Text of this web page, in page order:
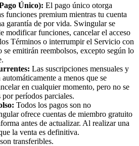
Único): El pago único otorga
funciones premium mientras tu cuenta
garantía de por vida. Swingular se
modificar funciones, cancelar el acceso
Términos o interrumpir el Servicio con
se emitirán reembolsos, excepto según lo
Las suscripciones mensuales y
a menos que se
en cualquier momento, pero no se
períodos parciales.
Todos los pagos son no
ofrece cuentas de miembro gratuito
antes de actualizar. Al realizar una
la venta es definitiva.
transferibles.